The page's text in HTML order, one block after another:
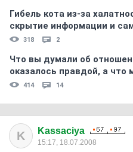
Гибель кота из-за
скрытиe информации и
318 2
Что вы думали об
оказалось правдой, а что
414 14
K Kassaciya
15:17, 18.07.2008